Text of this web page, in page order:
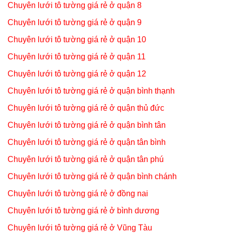
Chuyên lưới tô tường giá rẻ ở quận 8
Chuyên lưới tô tường giá rẻ ở quận 9
Chuyên lưới tô tường giá rẻ ở quận 10
Chuyên lưới tô tường giá rẻ ở quận 11
Chuyên lưới tô tường giá rẻ ở quận 12
Chuyên lưới tô tường giá rẻ ở quận bình thạnh
Chuyên lưới tô tường giá rẻ ở quận thủ đức
Chuyên lưới tô tường giá rẻ ở quận bình tân
Chuyên lưới tô tường giá rẻ ở quận tân bình
Chuyên lưới tô tường giá rẻ ở quận tân phú
Chuyên lưới tô tường giá rẻ ở quận bình chánh
Chuyên lưới tô tường giá rẻ ở đồng nai
Chuyên lưới tô tường giá rẻ ở bình dương
Chuyên lưới tô tường giá rẻ ở Vũng Tàu